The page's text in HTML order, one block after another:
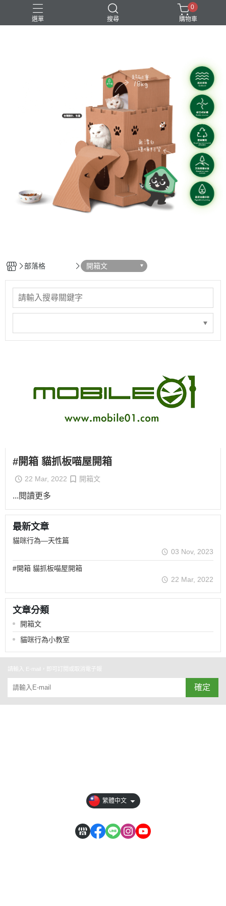
選單 搜尋
0
購物車
部落格 開箱文
#開箱 貓抓板喵屋開箱
22 Mar, 2022 開箱文
...閱讀更多
最新文章
貓咪行為—天性篇
03 Nov, 2023
#開箱 貓抓板喵屋開箱
22 Mar, 2022
文章分類
開箱文
貓咪行為小教室
請輸入 E-mail，即可訂閱或取消電子報
確定
繁體中文